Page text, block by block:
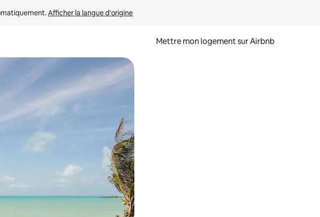
Afficher la langue d'origine
Mettre mon logement sur Airbnb
ou en appuyant et en faisant glisser.